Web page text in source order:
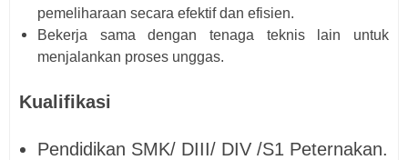
pemeliharaan secara efektif dan efisien.
Bekerja sama dengan tenaga teknis lain untuk
menjalankan proses unggas.
Kualifikasi
Pendidikan SMK/ DIII/ DIV /S1 Peternakan.